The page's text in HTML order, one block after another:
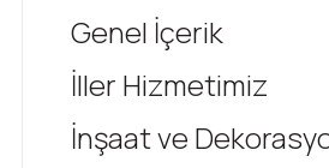
Genel İçerik
İller Hizmetimiz
İnşaat ve